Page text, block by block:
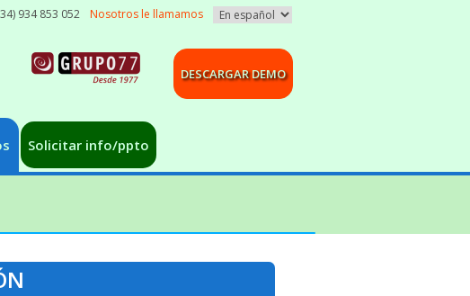
934 853 052 Nosotros le llamamos
DESCARGAR DEMO
Solicitar info/ppto